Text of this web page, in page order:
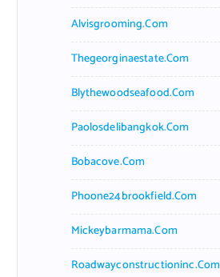
Alvisgrooming.com
Thegeorginaestate.com
Blythewoodseafood.com
Paolosdelibangkok.com
Bobacove.com
Phoone24brookfield.com
Mickeybarmama.com
Roadwayconstructioninc.com